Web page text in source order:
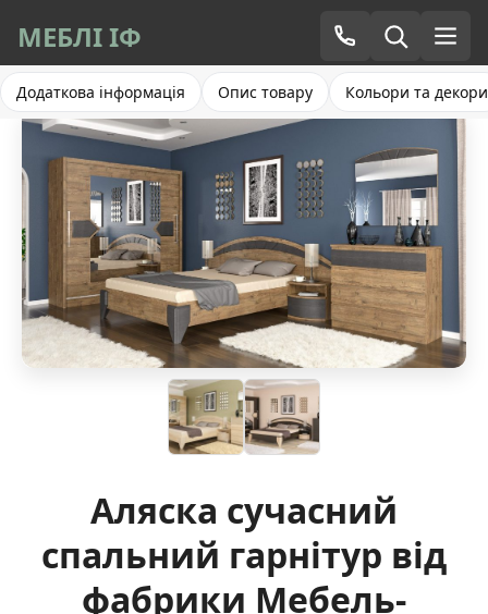
МЕБЛІ ІФ
Додаткова інформація Опис товару Кольори та декори
Аляска сучасний
спальний гарнітур від
фабрики Мебель-